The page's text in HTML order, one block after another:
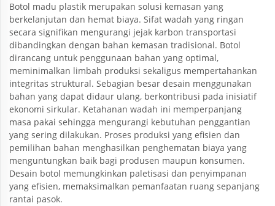
Botol madu plastik merupakan solusi kemasan yang
berkelanjutan dan hemat biaya. Sifat wadah yang ringan
secara signifikan mengurangi jejak karbon transportasi
dibandingkan dengan bahan kemasan tradisional. Botol
dirancang untuk penggunaan bahan yang optimal,
meminimalkan limbah produksi sekaligus mempertahankan
integritas struktural. Sebagian besar desain menggunakan
bahan yang dapat didaur ulang, berkontribusi pada inisiatif
ekonomi sirkular. Ketahanan wadah ini memperpanjang
masa pakai sehingga mengurangi kebutuhan penggantian
yang sering dilakukan. Proses produksi yang efisien dan
pemilihan bahan menghasilkan penghematan biaya yang
menguntungkan baik bagi produsen maupun konsumen.
Desain botol memungkinkan paletisasi dan penyimpanan
yang efisien, memaksimalkan pemanfaatan ruang sepanjang
rantai pasok.